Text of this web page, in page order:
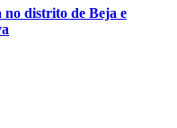
no distrito de Beja e